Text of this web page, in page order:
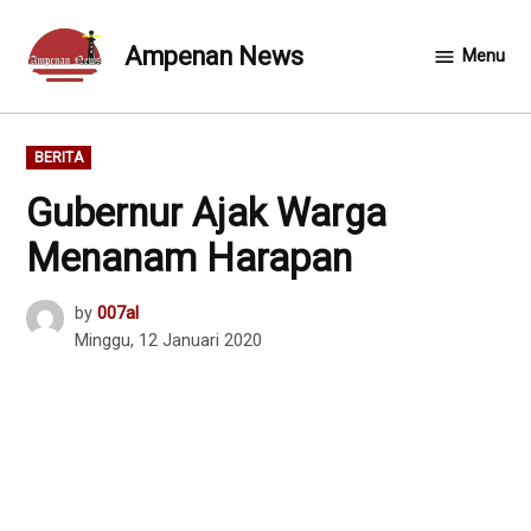
content
Ampenan News Menu
POSTED
IN
BERITA
Gubernur Ajak Warga
Menanam Harapan
by 007al
Minggu, 12 Januari 2020